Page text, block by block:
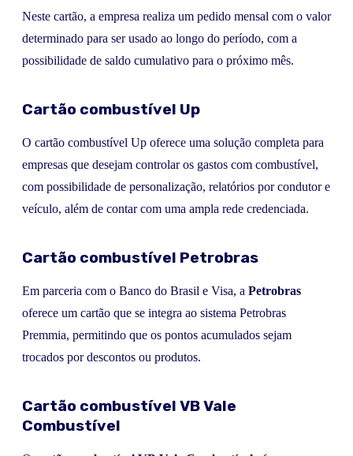
Neste cartão, a empresa realiza um pedido mensal com o valor
determinado para ser usado ao longo do período, com a
possibilidade de saldo cumulativo para o próximo mês.
Cartão combustível Up
O cartão combustível Up oferece uma solução completa para
empresas que desejam controlar os gastos com combustível,
com possibilidade de personalização, relatórios por condutor e
veículo, além de contar com uma ampla rede credenciada.
Cartão combustível Petrobras
Em parceria com o Banco do Brasil e Visa, a Petrobras
oferece um cartão que se integra ao sistema Petrobras
Premmia, permitindo que os pontos acumulados sejam
trocados por descontos ou produtos.
Cartão combustível VB Vale
Combustível